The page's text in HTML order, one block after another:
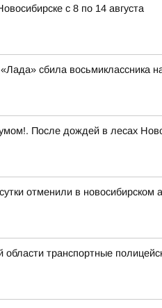
с 8 по 14 августа
сбила восьмиклассника
После дождей в лесах
отменили в новосибирском
области транспортные